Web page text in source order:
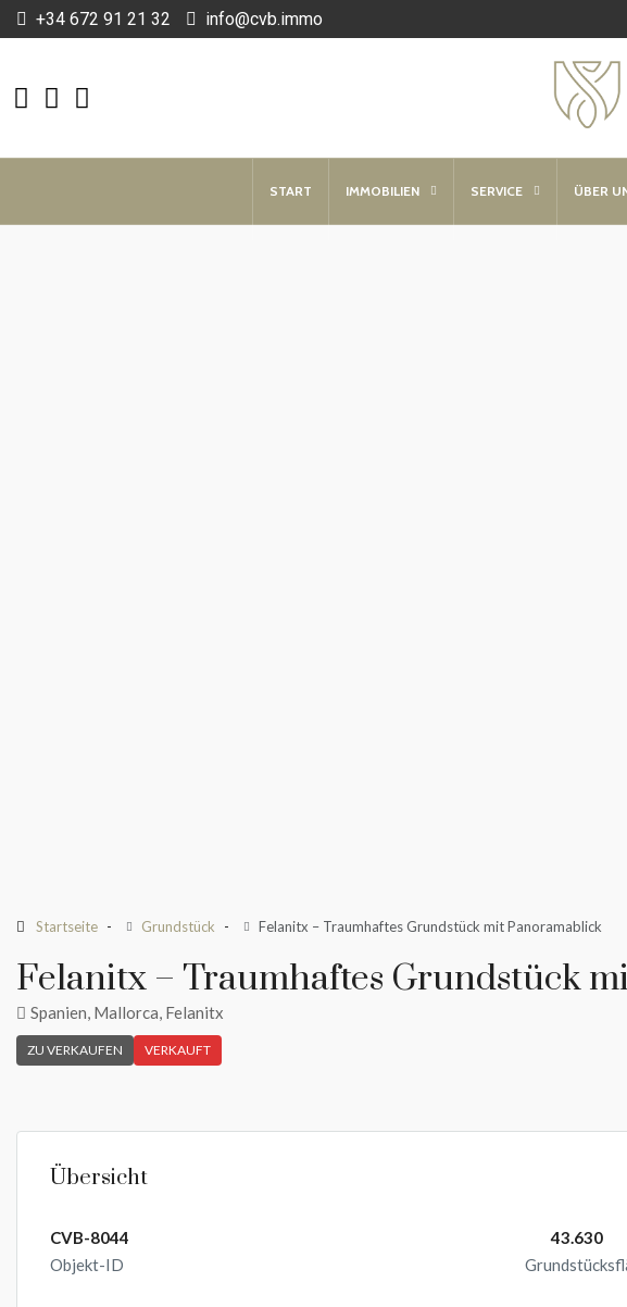
+34 672 91 21 32 info@cvb.immo
START IMMOBILIEN SERVICE ÜBER
Startseite Grundstück Felanitx – Traumhaftes Grundstück mit Panoramablick
Felanitx – Traumhaftes Grundstück
Spanien, Mallorca, Felanitx
ZU VERKAUFEN VERKAUFT
Übersicht
CVB-8044
Objekt-ID
43.630